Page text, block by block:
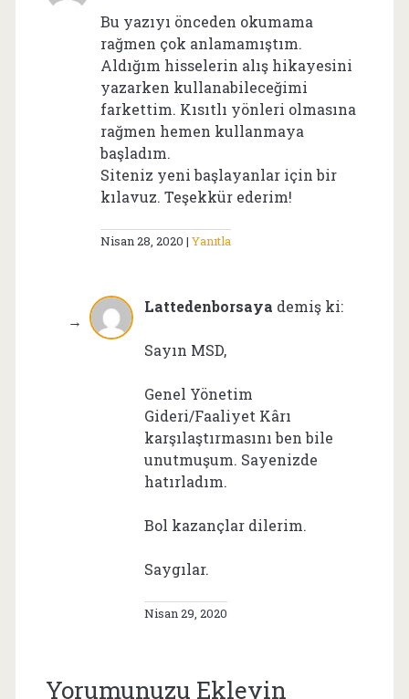
Bu yazıyı önceden okumama
rağmen çok anlamamıştım.
Aldığım hisselerin alış hikayesini
yazarken kullanabileceğimi
farkettim. Kısıtlı yönleri olmasına
rağmen hemen kullanmaya
başladım.
Siteniz yeni başlayanlar için bir
kılavuz. Teşekkür ederim!
Nisan 28, 2020 Yanıtla
Lattedenborsaya demiş ki:
Sayın MSD,
Genel Yönetim
Gideri/Faaliyet Kârı
karşılaştırmasını ben bile
unutmuşum. Sayenizde
hatırladım.
Bol kazançlar dilerim.
Saygılar.
Nisan 29, 2020
Yorumunuzu Ekleyin